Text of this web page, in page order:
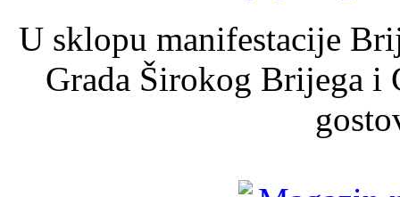
U sklopu manifestacije
Grada Širokog Brijega